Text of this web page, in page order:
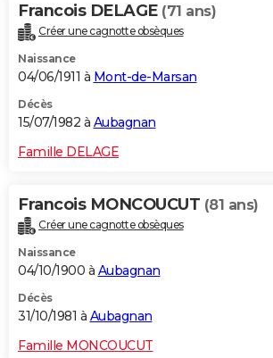
Francois DELAGE (71 ans)
Créer une cagnotte obsèques
Naissance
04/06/1911 à Mont-de-Marsan
Décès
15/07/1982 à Aubagnan
Famille DELAGE
Francois MONCOUCUT (81 ans)
Créer une cagnotte obsèques
Naissance
04/10/1900 à Aubagnan
Décès
31/10/1981 à Aubagnan
Famille MONCOUCUT